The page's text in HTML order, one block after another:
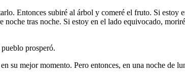
Entonces subiré al árbol y comeré el fruto. Si estoy
tras noche. Si estoy en el lado equivocado,
prosperó.
su mejor momento. Pero entonces, en una noche de